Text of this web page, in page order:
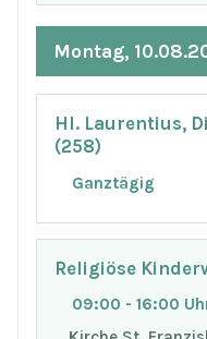
Montag,
Hl. Laurentius,
(258)
Ganztägig
Religiöse
09:00 - 16:00